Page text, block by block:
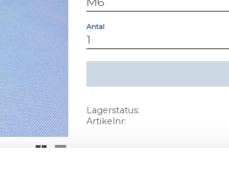
Rutnätsvy
Listvy
Antal
Lagerstatus
Artikelnr